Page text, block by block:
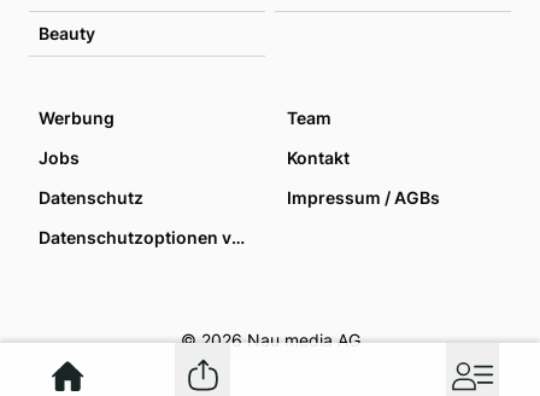
Beauty
Werbung
Team
Jobs
Kontakt
Datenschutz
Impressum / AGBs
Datenschutzoptionen verwalten
© 2026 Nau media AG